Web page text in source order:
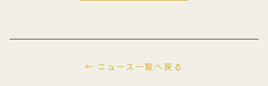
← ニュース一覧へ戻る